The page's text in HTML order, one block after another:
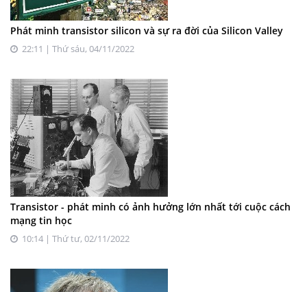
Phát minh transistor silicon và sự ra đời của Silicon Valley
22:11 | Thứ sáu, 04/11/2022
Transistor - phát minh có ảnh hưởng lớn nhất tới cuộc cách
mạng tin học
10:14 | Thứ tư, 02/11/2022